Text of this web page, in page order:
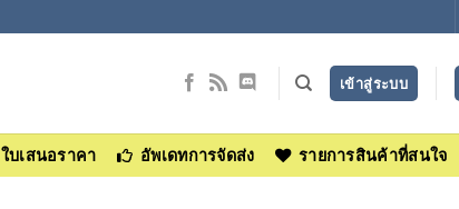
เข้าสู่ระบบ
ใบเสนอราคา อัพเดทการจัดส่ง รายการสินค้าที่สนใจ